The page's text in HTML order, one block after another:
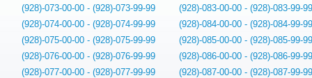
(928)-073-00-00 - (928)-073-99-99
(928)-074-00-00 - (928)-074-99-99
(928)-075-00-00 - (928)-075-99-99
(928)-076-00-00 - (928)-076-99-99
(928)-077-00-00 - (928)-077-99-99
(928)-083-00-00 - (928)-083-99-99
(928)-084-00-00 - (928)-084-99-99
(928)-085-00-00 - (928)-085-99-99
(928)-086-00-00 - (928)-086-99-99
(928)-087-00-00 - (928)-087-99-99